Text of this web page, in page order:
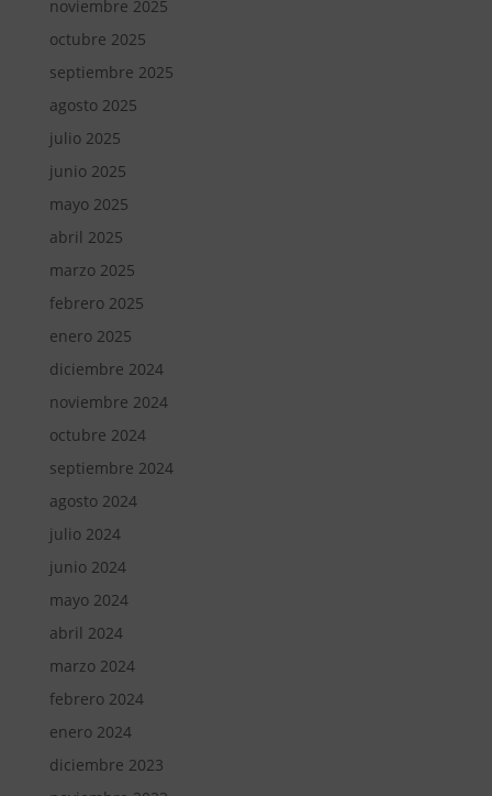
noviembre 2025
octubre 2025
septiembre 2025
agosto 2025
julio 2025
junio 2025
mayo 2025
abril 2025
marzo 2025
febrero 2025
enero 2025
diciembre 2024
noviembre 2024
octubre 2024
septiembre 2024
agosto 2024
julio 2024
junio 2024
mayo 2024
abril 2024
marzo 2024
febrero 2024
enero 2024
diciembre 2023